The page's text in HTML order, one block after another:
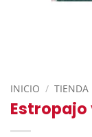
INICIO / TIENDA
Estropajo